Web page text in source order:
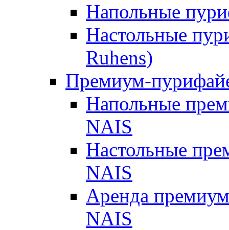
Напольные
Настольные
Ruhens)
Премиум-
Напольные
NAIS
Настольные
NAIS
Аренда
NAIS